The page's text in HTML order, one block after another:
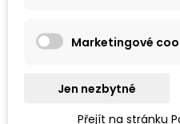
Marketingové
Jen nezbytné
Přejít na stránku